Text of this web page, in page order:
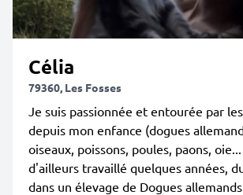
Célia
79360, Les Fosses
Je suis passionnée et entourée par
depuis mon enfance (dogues
oiseaux, poissons, poules, paons,
d'ailleurs travaillé quelques années,
dans un élevage de Dogues